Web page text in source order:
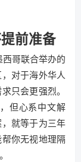
前准备
哥联合举办的
对于海外华人
只会更强烈。
但心系中文解
就等于为三年
你无视地理隔